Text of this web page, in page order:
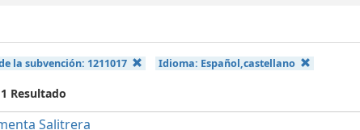
la subvención: 1211017 Idioma: Español,castellano
Resultado
Salitrera